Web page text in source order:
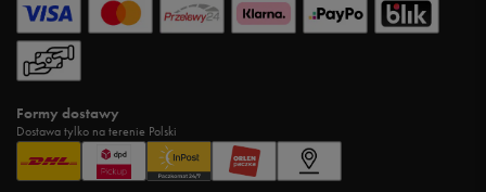
Formy dostawy
Dostawa tylko na terenie Polski